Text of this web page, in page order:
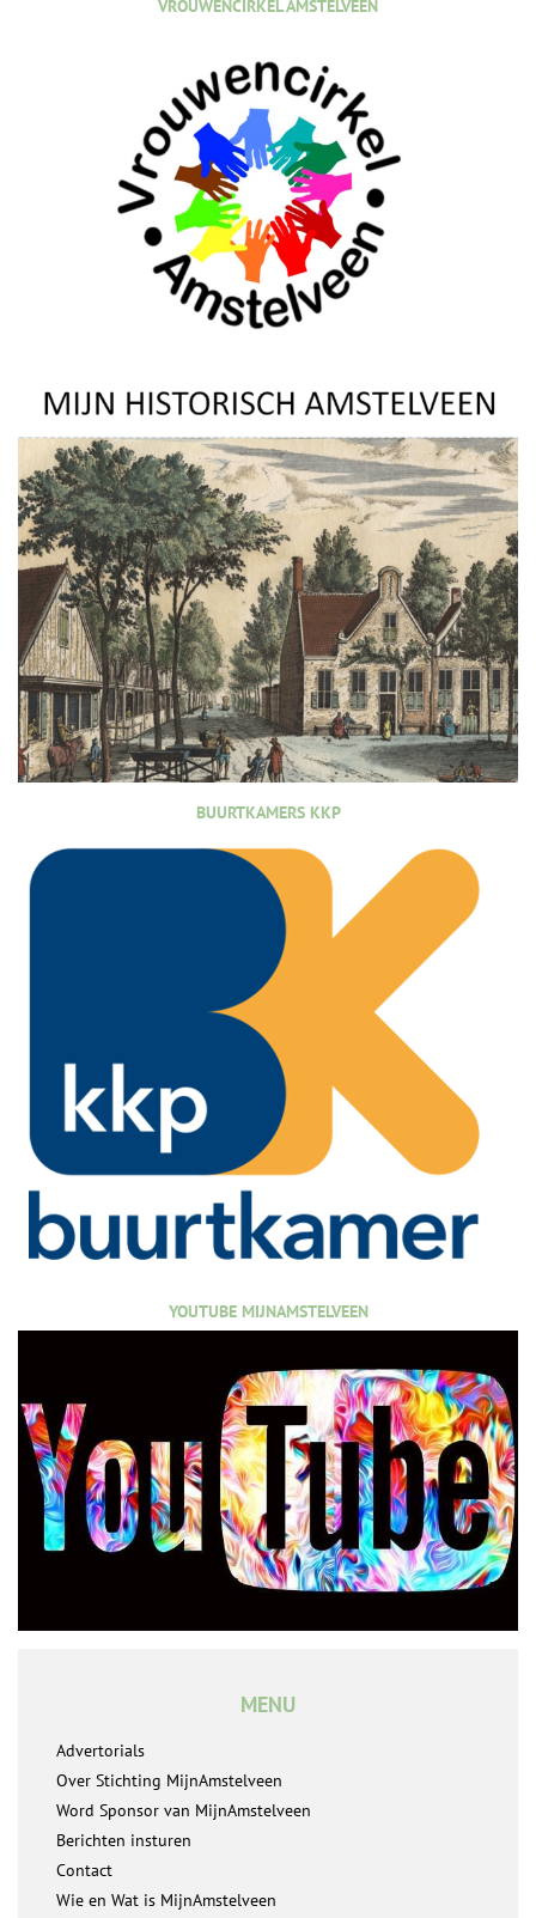
VROUWENCIRKEL AMSTELVEEN
BUURTKAMERS KKP
YOUTUBE MIJNAMSTELVEEN
MENU
Advertorials
Over Stichting MijnAmstelveen
Word Sponsor van MijnAmstelveen
Berichten insturen
Contact
Wie en Wat is MijnAmstelveen